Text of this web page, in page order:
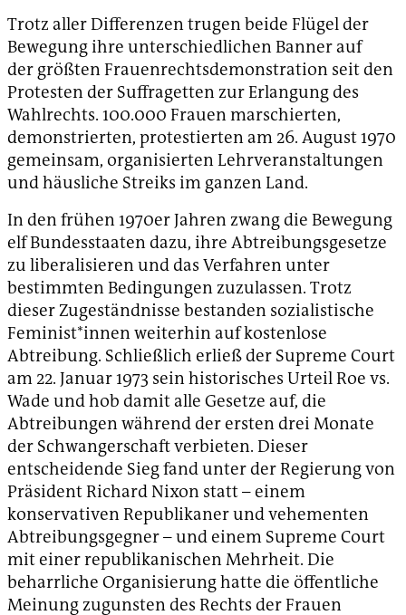
Trotz aller Differenzen trugen beide Flügel der
Bewegung ihre unterschiedlichen Banner auf
der größten Frauenrechtsdemonstration seit den
Protesten der Suffragetten zur Erlangung des
Wahlrechts. 100.000 Frauen marschierten,
demonstrierten, protestierten am 26. August 1970
gemeinsam, organisierten Lehrveranstaltungen
und häusliche Streiks im ganzen Land.
In den frühen 1970er Jahren zwang die Bewegung
elf Bundesstaaten dazu, ihre Abtreibungsgesetze
zu liberalisieren und das Verfahren unter
bestimmten Bedingungen zuzulassen. Trotz
dieser Zugeständnisse bestanden sozialistische
Feminist*innen weiterhin auf kostenlose
Abtreibung. Schließlich erließ der Supreme Court
am 22. Januar 1973 sein historisches Urteil Roe vs.
Wade und hob damit alle Gesetze auf, die
Abtreibungen während der ersten drei Monate
der Schwangerschaft verbieten. Dieser
entscheidende Sieg fand unter der Regierung von
Präsident Richard Nixon statt – einem
konservativen Republikaner und vehementen
Abtreibungsgegner – und einem Supreme Court
mit einer republikanischen Mehrheit. Die
beharrliche Organisierung hatte die öffentliche
Meinung zugunsten des Rechts der Frauen